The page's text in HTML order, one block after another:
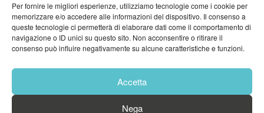
Per fornire le migliori esperienze, utilizziamo tecnologie come i cookie per
memorizzare e/o accedere alle informazioni del dispositivo. Il consenso a
queste tecnologie ci permetterà di elaborare dati come il comportamento di
navigazione o ID unici su questo sito. Non acconsentire o ritirare il
consenso può influire negativamente su alcune caratteristiche e funzioni.
Accetta
Nega